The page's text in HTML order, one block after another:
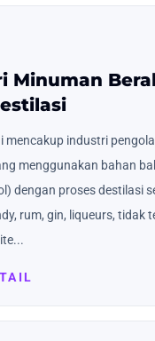
Minuman
mencakup industri
menggunakan bahan
dengan proses destilasi
rum, gin, liqueurs, tidak